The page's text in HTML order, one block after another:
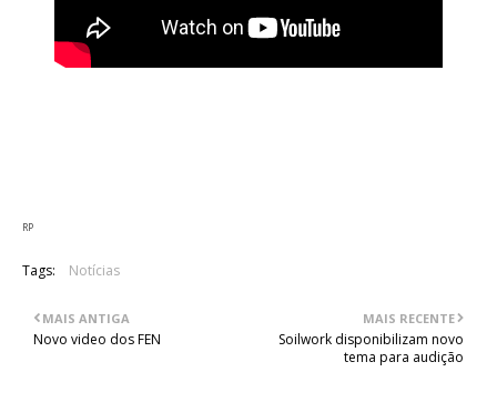
RP
Tags: Notícias
MAIS RECENTE
Soilwork disponibilizam novo
tema para audição
MAIS ANTIGA
Novo video dos FEN